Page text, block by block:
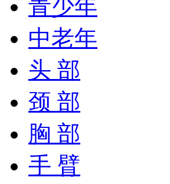
青少年
中老年
头 部
颈 部
胸 部
手 臂